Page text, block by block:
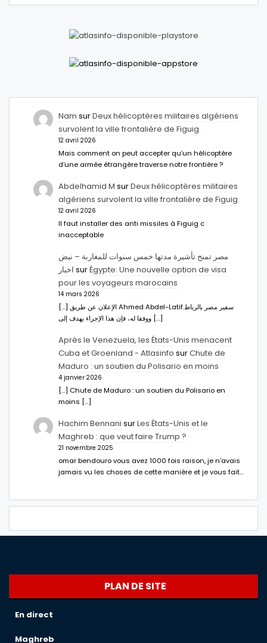
Nam surDeux hélicoptères militaires algériens
survolent la ville frontalière de Figuig
12 avril 2026
Mais comment on peut accepter qu’un hélicoptère
d’une armée étrangère traverse notre frontière ?
Abdelhamid M surDeux hélicoptères militaires
algériens survolent la ville frontalière de Figuig
12 avril 2026
Il faut installer des anti missiles à Figuig c
inacceptable
مصر تمنح تأشيرة مدتها خمس سنوات للمغاربة – نبض
اخبار surÉgypte: Une nouvelle option de visa
pour les voyageurs marocains
14 mars 2026
[…] الإعلان عن طريق Ahmed Abdel-Latifسفير مصر بالرباط.
ووفقا له، فإن هذا الإجراء يهدف إلى […]
Après le Venezuela, les États-Unis menacent
Cuba et Groenland - Atlasinfo surChute de
Maduro : un soutien du Polisario en moins
4 janvier 2026
[…] Chute de Maduro : un soutien du Polisario en
moins […]
Hachim Bennani surLes États-Unis et le
Maghreb : que veut faire Trump ?
21 novembre 2025
omar bendouro vous avez 1000 fois raison, je n'avais
jamais vu les choses de cette manière et je vous fait…
PLAN DE SITE
En direct
Maghreb